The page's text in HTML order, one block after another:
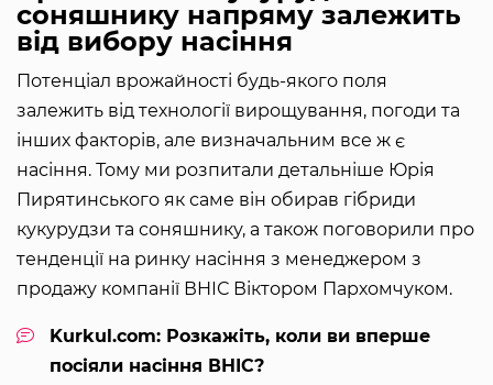
соняшнику напряму залежить
від вибору насіння
Потенціал врожайності будь-якого поля
залежить від технології вирощування, погоди та
інших факторів, але визначальним все ж є
насіння. Тому ми розпитали детальніше Юрія
Пирятинського як саме він обирав гібриди
кукурудзи та соняшнику, а також поговорили про
тенденції на ринку насіння з менеджером з
продажу компанії ВНІС Віктором Пархомчуком.
Kurkul.com: Розкажіть, коли ви вперше
посіяли насіння ВНІС?